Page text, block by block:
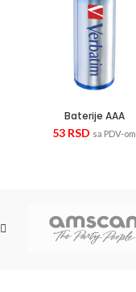
Baterije AAA
53 RSD sa PDV-om